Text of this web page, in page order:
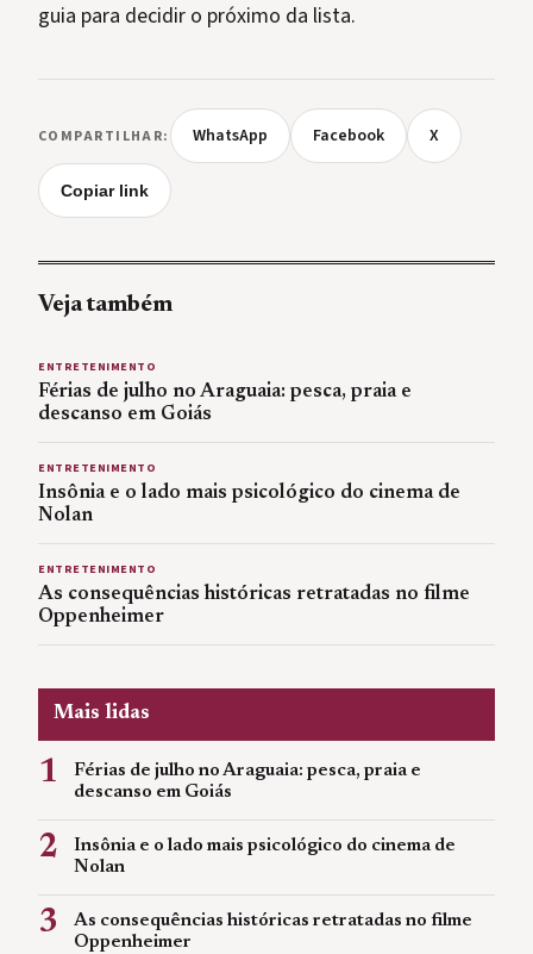
guia para decidir o próximo da lista.
COMPARTILHAR: WhatsApp Facebook X
Copiar link
Veja também
ENTRETENIMENTO
Férias de julho no Araguaia: pesca, praia e
descanso em Goiás
ENTRETENIMENTO
Insônia e o lado mais psicológico do cinema de
Nolan
ENTRETENIMENTO
As consequências históricas retratadas no filme
Oppenheimer
Mais lidas
1
Férias de julho no Araguaia: pesca, praia e
descanso em Goiás
2
Insônia e o lado mais psicológico do cinema de
Nolan
3
As consequências históricas retratadas no filme
Oppenheimer